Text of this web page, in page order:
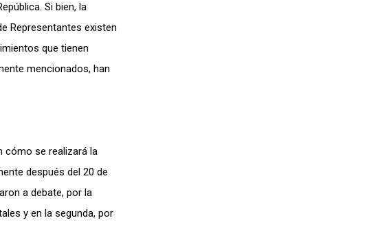
Si bien, la
Representantes existen
que tienen
mencionados, han
cómo se realizará la
después del 20 de
a debate, por la
y en la segunda, por